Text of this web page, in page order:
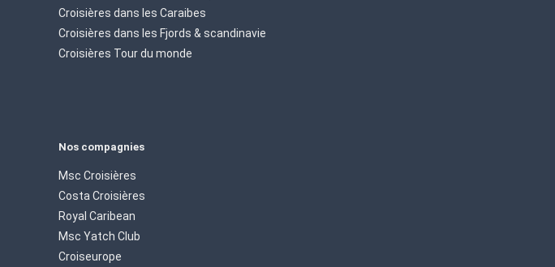
Croisières dans les Caraibes
Croisières dans les Fjords & scandinavie
Croisières Tour du monde
Nos compagnies
Msc Croisières
Costa Croisières
Royal Caribean
Msc Yatch Club
Croiseurope